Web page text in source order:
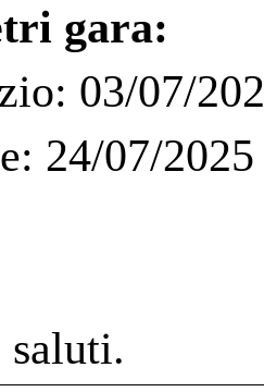
gara:
03/07/
24/07/